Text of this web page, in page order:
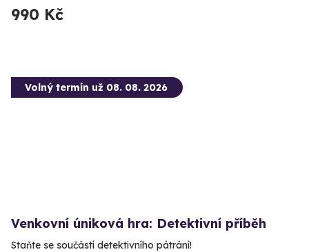
990 Kč
Volný termín už 08. 08. 2026
Venkovní úniková hra: Detektivní příběh
Staňte se součástí detektivního pátrání!